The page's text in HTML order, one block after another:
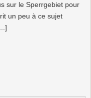
sur le Sperrgebiet pour
un peu à ce sujet